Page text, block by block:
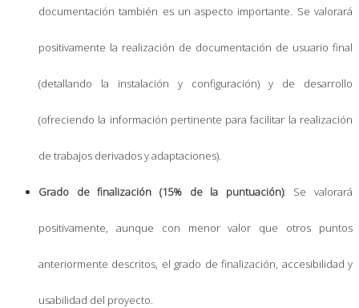
documentación también es un aspecto importante. Se valorará
positivamente la realización de documentación de usuario final
(detallando la instalación y configuración) y de desarrollo
(ofreciendo la información pertinente para facilitar la realización
de trabajos derivados y adaptaciones).
Grado de finalización (15% de la puntuación): Se valorará
positivamente, aunque con menor valor que otros puntos
anteriormente descritos, el grado de finalización, accesibilidad y
usabilidad del proyecto.